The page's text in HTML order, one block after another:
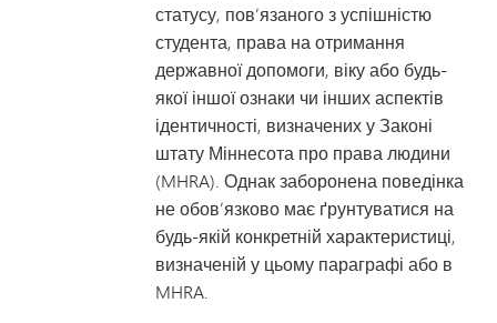
статусу, пов’язаного з успішністю
студента, права на отримання
державної допомоги, віку або будь-
якої іншої ознаки чи інших аспектів
ідентичності, визначених у Законі
штату Міннесота про права людини
(MHRA). Однак заборонена поведінка
не обов’язково має ґрунтуватися на
будь-якій конкретній характеристиці,
визначеній у цьому параграфі або в
MHRA.